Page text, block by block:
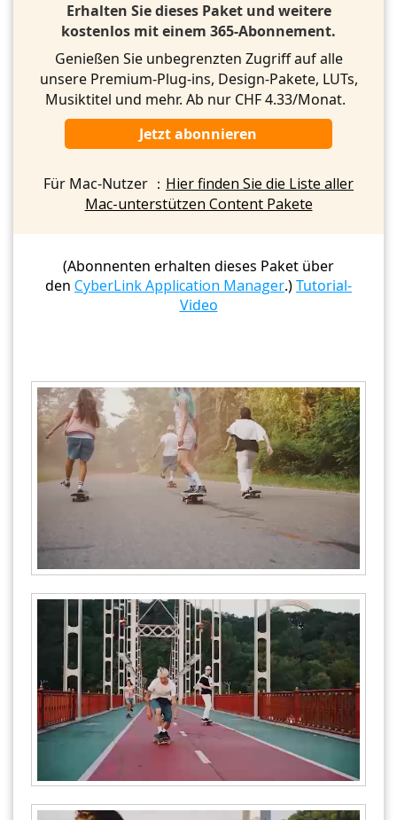
Erhalten Sie dieses Paket und weitere
kostenlos mit einem 365-Abonnement.
Genießen Sie unbegrenzten Zugriff auf alle
unsere Premium-Plug-ins, Design-Pakete, LUTs,
Musiktitel und mehr. Ab nur CHF 4.33/Monat.
Jetzt abonnieren
Für Mac-Nutzer ： Hier finden Sie die Liste aller
Mac-unterstützen Content Pakete
(Abonnenten erhalten dieses Paket über
den CyberLink Application Manager.)Tutorial-
Video